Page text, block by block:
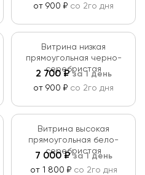
от 900 ₽ со 2го дня
Витрина низкая
прямоугольная черно-
серебристая
2 700₽за 1 день
от 900 ₽ со 2го дня
Витрина высокая
прямоугольная бело-
серебристая
7 000₽за 1 день
от 1 800 ₽ со 2го дня